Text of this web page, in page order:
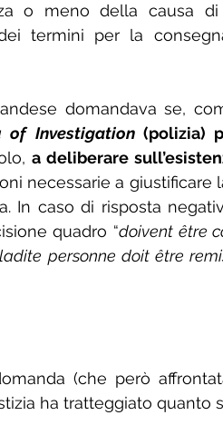
o meno della causa di
termini per la
domandava se,
of Investigation (polizia)
a deliberare
necessarie a giustificare
In caso di risposta
quadro “doivent être
personne doit être
(che però
ha tratteggiato quanto